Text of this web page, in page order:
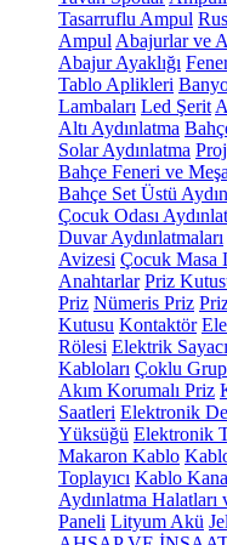
Tasarruflu Ampul
Ampul Abajurlar ve
Abajur Ayaklığı
Tablo Aplikleri
Lambaları Led Şerit
Altı Aydınlatma
Solar Aydınlatma
Bahçe Feneri ve
Bahçe Set Üstü
Çocuk Odası
Duvar Aydınlatmaları
Avizesi Çocuk Masa
Anahtarlar Priz
Priz Nümeris Priz
Kutusu Kontaktör
Rölesi Elektrik Sayacı
Kabloları Çoklu
Akım Korumalı Priz
Saatleri Elektronik
Yüksüğü Elektronik
Makaron Kablo
Toplayıcı Kablo
Aydınlatma
Paneli Lityum Akü